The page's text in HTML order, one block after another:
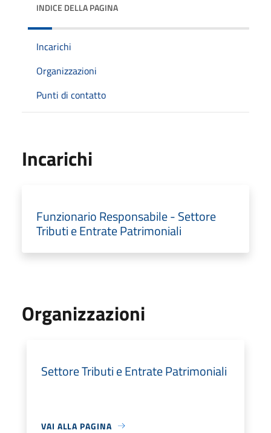
INDICE DELLA PAGINA
Incarichi
Organizzazioni
Punti di contatto
Incarichi
Funzionario Responsabile - Settore
Tributi e Entrate Patrimoniali
Organizzazioni
Settore Tributi e Entrate Patrimoniali
VAI ALLA PAGINA